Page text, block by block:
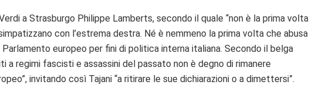
a Strasburgo Philippe Lamberts, secondo il quale “non è la prima volta
con l’estrema destra. Né è nemmeno la prima volta che abusa
europeo per fini di politica interna italiana. Secondo il belga
a regimi fascisti e assassini del passato non è degno di rimanere
invitando così Tajani “a ritirare le sue dichiarazioni o a dimettersi”.